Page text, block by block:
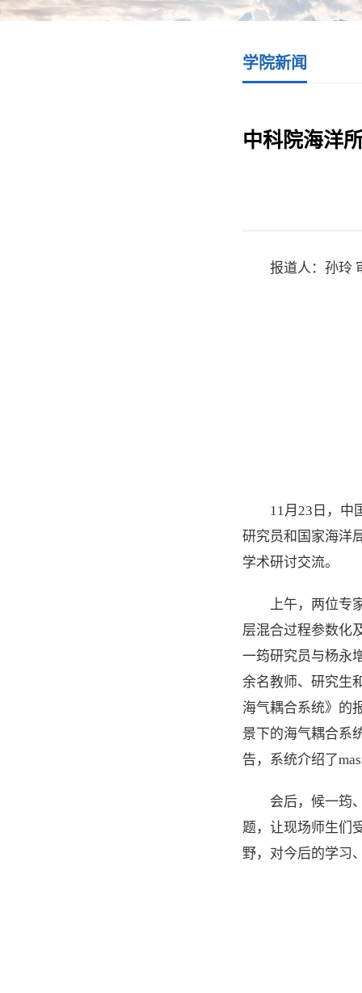
学院新闻
中科院海洋
报道人：孙玲
11月23日，中
研究员和国家海洋
学术研讨交流。
上午，两位专
层混合过程参数化
一筠研究员与杨永
余名教师、研究生
海气耦合系统》的
景下的海气耦合系
告，系统介绍了
会后，候一筠
题，让现场师生们
野，对今后的学习